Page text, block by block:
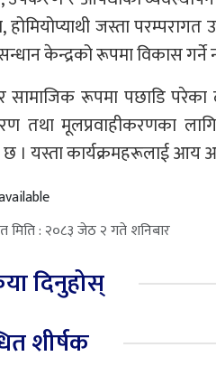
होमियोप्याथी जस्ता
केन्द्रको रूपमा विकास गर्ने
सामाजिक रूपमा पछाडि परेका
तथा मूलप्रवाहीकरणका लागि
। यस्ता कार्यक्रमहरूलाई आय
मिति : २०८३ जेठ २ गते शनिबार
दिनुहोस्
शीर्षक